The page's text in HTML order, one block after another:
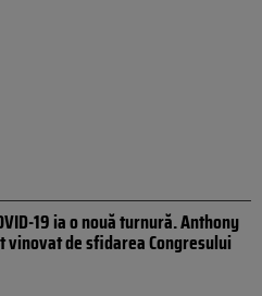
19 ia o nouă turnură. Anthony
vinovat de sfidarea Congresului